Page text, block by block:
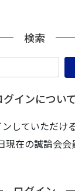
検索
グインについて
していただけ
現在の誠論会会